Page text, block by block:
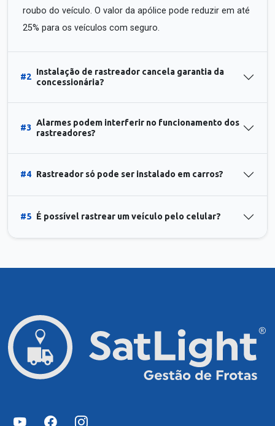
roubo do veículo. O valor da apólice pode reduzir em até
25% para os veículos com seguro.
#2
Instalação de rastreador cancela garantia da
concessionária?
#3
Alarmes podem interferir no funcionamento dos
rastreadores?
#4 Rastreador só pode ser instalado em carros?
#5 É possível rastrear um veículo pelo celular?